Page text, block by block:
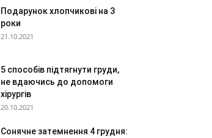
Подарунок хлопчикові на 3
роки
21.10.2021
5 способів підтягнути груди,
не вдаючись до допомоги
хірургів
20.10.2021
Сонячне затемнення 4 грудня: